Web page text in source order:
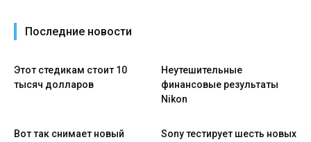
Последние новости
Этот стедикам стоит 10
тысяч долларов
Неутешительные
финансовые результаты
Nikon
Вот так снимает новый
Sony тестирует шесть новых